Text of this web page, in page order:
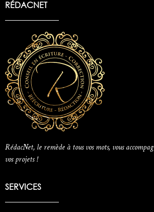
RÉDACNET
RédacNet, le remède à tous vos mots, vous
vos projets !
SERVICES